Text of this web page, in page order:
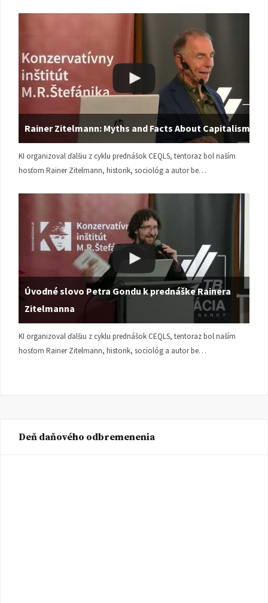
Rainer Zitelmann: Myths and Facts About Capitalism
KI organizoval ďalšiu z cyklu prednášok CEQLS, tentoraz bol naším
hosťom Rainer Zitelmann, historik, sociológ a autor be…
Úvodné slovo Petra Gondu k prednáške Rainera
Zitelmanna
KI organizoval ďalšiu z cyklu prednášok CEQLS, tentoraz bol naším
hosťom Rainer Zitelmann, historik, sociológ a autor be…
Deň daňového odbremenenia